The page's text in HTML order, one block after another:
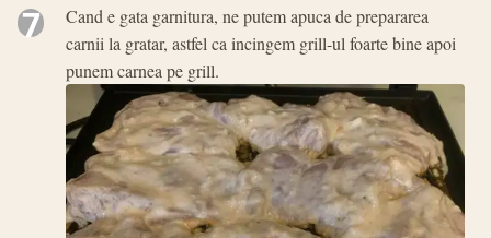
7
Cand e gata garnitura, ne putem apuca de prepararea
carnii la gratar, astfel ca incingem grill-ul foarte bine apoi
punem carnea pe grill.